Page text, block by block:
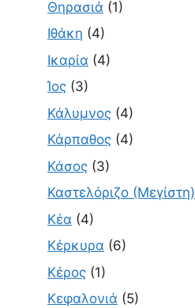
Θηρασιά (1)
Ιθάκη (4)
Ικαρία (4)
Ίος (3)
Κάλυμνος (4)
Κάρπαθος (4)
Κάσος (3)
Καστελόριζο (Μεγίστη)
Κέα (4)
Κέρκυρα (6)
Κέρος (1)
Κεφαλονιά (5)